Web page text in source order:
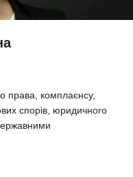
права, комплаєнсу,
спорів, юридичного